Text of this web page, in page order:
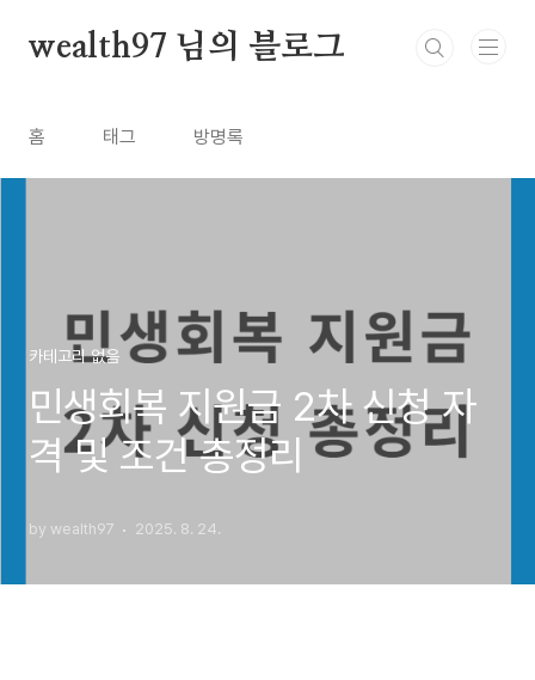
wealth97 님의 블로그
홈 태그 방명록
카테고리 없음
민생회복 지원금 2차 신청 자
격 및 조건 총정리
by wealth97 2025. 8. 24.